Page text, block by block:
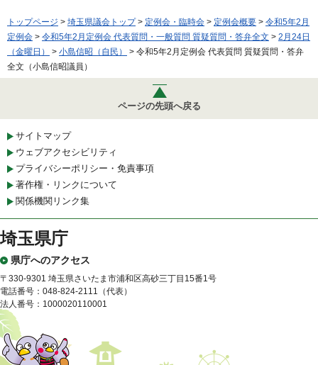
トップページ > 埼玉県議会トップ> 定例会・臨時会 > 定例会概要 > 令和5年2月
定例会 > 令和5年2月定例会 代表質問・一般質問 質疑質問・答弁全文 > 2月24日
（金曜日）
> 小島信昭（自民）
> 令和5年2月定例会 代表質問 質疑質問・答弁
全文（小島信昭議員）
ページの先頭へ戻る
サイトマップ
ウェブアクセシビリティ
プライバシーポリシー・免責事項
著作権・リンクについて
関係機関リンク集
埼玉県庁
県庁へのアクセス
〒330-9301 埼玉県さいたま市浦和区高砂三丁目15番1号
電話番号：048-824-2111（代表）
法人番号：1000020110001